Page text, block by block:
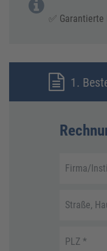
✅ Garantierte
1.
Firma/
Straße,
PLZ *